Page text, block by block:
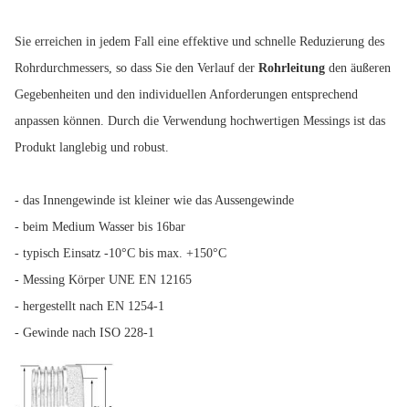
Sie erreichen in jedem Fall eine effektive und schnelle Reduzierung des
Rohrdurchmessers, so dass Sie den Verlauf der Rohrleitung den äußeren
Gegebenheiten und den individuellen Anforderungen entsprechend
anpassen können. Durch die Verwendung hochwertigen Messings ist das
Produkt langlebig und robust.
- das Innengewinde ist kleiner wie das Aussengewinde
- beim Medium Wasser bis 16bar
- typisch Einsatz -10°C bis max. +150°C
- Messing Körper UNE EN 12165
- hergestellt nach EN 1254-1
- Gewinde nach ISO 228-1